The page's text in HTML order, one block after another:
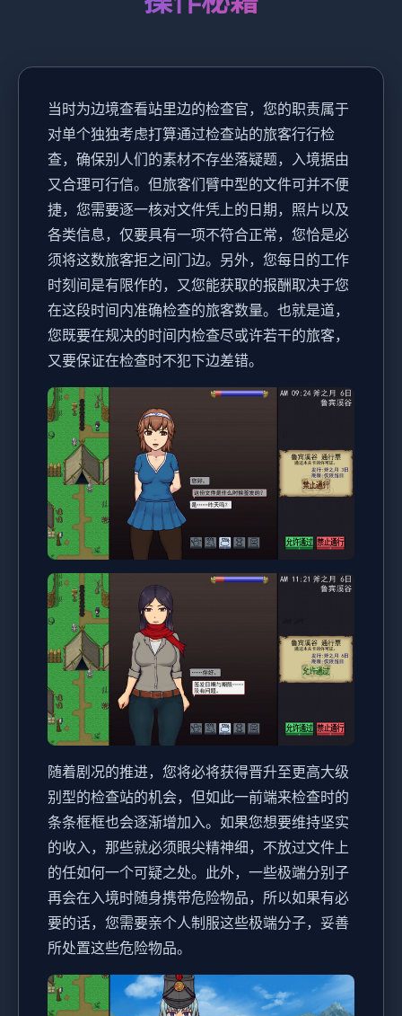
当时为边境查看站里边的检查官，您的职责属于
对单个独独考虑打算通过检查站的旅客行行检
查，确保别人们的素材不存坐落疑题，入境据由
又合理可行信。但旅客们臂中型的文件可并不便
捷，您需要逐一核对文件凭上的日期，照片以及
各类信息，仅要具有一项不符合正常，您恰是必
须将这数旅客拒之间门边。另外，您每日的工作
时刻间是有限作的，又您能获取的报酬取决于您
在这段时间内准确检查的旅客数量。也就是道，
您既要在规决的时间内检查尽或许若干的旅客，
又要保证在检查时不犯下边差错。
随着剧况的推进，您将必将获得晋升至更高大级
别型的检查站的机会，但如此一前端来检查时的
条条框框也会逐渐增加入。如果您想要维持坚实
的收入，那些就必须眼尖精神细，不放过文件上
的任如何一个可疑之处。此外，一些极端分别子
再会在入境时随身携带危险物品，所以如果有必
要的话，您需要亲个人制服这些极端分子，妥善
所处置这些危险物品。